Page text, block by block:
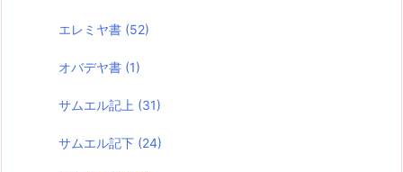
エレミヤ書 (52)
オバデヤ書 (1)
サムエル記上 (31)
サムエル記下 (24)